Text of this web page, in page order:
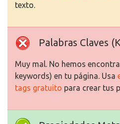
texto.
Palabras Claves
Muy mal. No hemos
keywords) en tu página. Usa
tags gratuito para crear tus